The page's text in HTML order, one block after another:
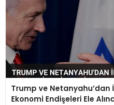
Trump ve Netanyahu’dan
Ekonomi Endişeleri Ele